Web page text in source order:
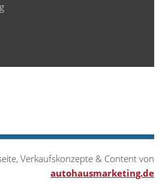
Verkaufskonzepte & Content von
autohausmarketing.de